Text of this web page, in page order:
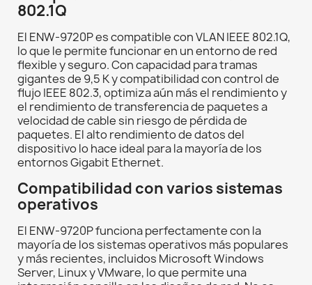
802.1Q
El ENW-9720P es compatible con VLAN IEEE 802.1Q,
lo que le permite funcionar en un entorno de red
flexible y seguro. Con capacidad para tramas
gigantes de 9,5 K y compatibilidad con control de
flujo IEEE 802.3, optimiza aún más el rendimiento y
el rendimiento de transferencia de paquetes a
velocidad de cable sin riesgo de pérdida de
paquetes. El alto rendimiento de datos del
dispositivo lo hace ideal para la mayoría de los
entornos Gigabit Ethernet.
Compatibilidad con varios sistemas
operativos
El ENW-9720P funciona perfectamente con la
mayoría de los sistemas operativos más populares
y más recientes, incluidos Microsoft Windows
Server, Linux y VMware, lo que permite una